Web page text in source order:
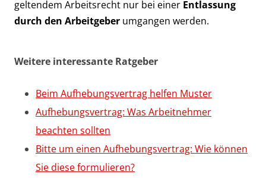
geltendem Arbeitsrecht nur bei einer Entlassung
durch den Arbeitgeber umgangen werden.
Weitere interessante Ratgeber
Beim Aufhebungsvertrag helfen Muster
Aufhebungsvertrag: Was Arbeitnehmer
beachten sollten
Bitte um einen Aufhebungsvertrag: Wie können
Sie diese formulieren?